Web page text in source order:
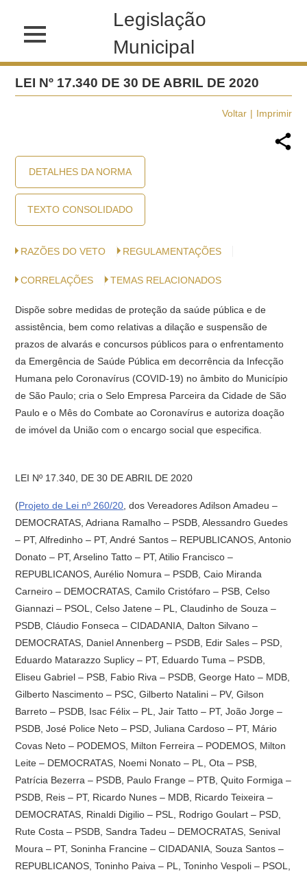
Legislação
Municipal
LEI Nº 17.340 DE 30 DE ABRIL DE 2020
Voltar Imprimir
DETALHES DA NORMA
TEXTO CONSOLIDADO
RAZÕES DO VETO REGULAMENTAÇÕES
CORRELAÇÕES TEMAS RELACIONADOS
Dispõe sobre medidas de proteção da saúde pública e de
assistência, bem como relativas a dilação e suspensão de
prazos de alvarás e concursos públicos para o enfrentamento
da Emergência de Saúde Pública em decorrência da Infecção
Humana pelo Coronavírus (COVID-19) no âmbito do Município
de São Paulo; cria o Selo Empresa Parceira da Cidade de São
Paulo e o Mês do Combate ao Coronavírus e autoriza doação
de imóvel da União com o encargo social que especifica.
LEI Nº 17.340, DE 30 DE ABRIL DE 2020
(Projeto de Lei nº 260/20 , dos Vereadores Adilson Amadeu –
DEMOCRATAS, Adriana Ramalho – PSDB, Alessandro Guedes
– PT, Alfredinho – PT, André Santos – REPUBLICANOS, Antonio
Donato – PT, Arselino Tatto – PT, Atilio Francisco –
REPUBLICANOS, Aurélio Nomura – PSDB, Caio Miranda
Carneiro – DEMOCRATAS, Camilo Cristófaro – PSB, Celso
Giannazi – PSOL, Celso Jatene – PL, Claudinho de Souza –
PSDB, Cláudio Fonseca – CIDADANIA, Dalton Silvano –
DEMOCRATAS, Daniel Annenberg – PSDB, Edir Sales – PSD,
Eduardo Matarazzo Suplicy – PT, Eduardo Tuma – PSDB,
Eliseu Gabriel – PSB, Fabio Riva – PSDB, George Hato – MDB,
Gilberto Nascimento – PSC, Gilberto Natalini – PV, Gilson
Barreto – PSDB, Isac Félix – PL, Jair Tatto – PT, João Jorge –
PSDB, José Police Neto – PSD, Juliana Cardoso – PT, Mário
Covas Neto – PODEMOS, Milton Ferreira – PODEMOS, Milton
Leite – DEMOCRATAS, Noemi Nonato – PL, Ota – PSB,
Patrícia Bezerra – PSDB, Paulo Frange – PTB, Quito Formiga –
PSDB, Reis – PT, Ricardo Nunes – MDB, Ricardo Teixeira –
DEMOCRATAS, Rinaldi Digilio – PSL, Rodrigo Goulart – PSD,
Rute Costa – PSDB, Sandra Tadeu – DEMOCRATAS, Senival
Moura – PT, Soninha Francine – CIDADANIA, Souza Santos –
REPUBLICANOS, Toninho Paiva – PL, Toninho Vespoli – PSOL,